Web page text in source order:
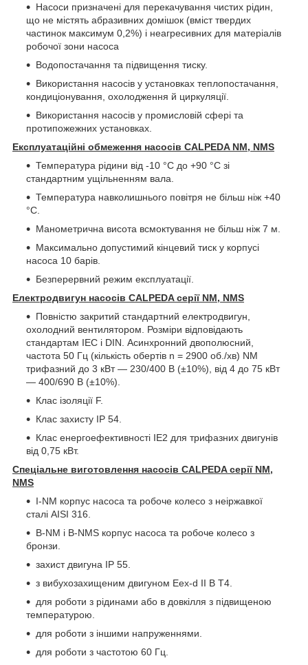
Насоси призначені для перекачування чистих рідин,
що не містять абразивних домішок (вміст твердих
частинок максимум 0,2%) і неагресивних для матеріалів
робочої зони насоса
Водопостачання та підвищення тиску.
Використання насосів у установках теплопостачання,
кондиціонування, охолодження й циркуляції.
Використання насосів у промисловій сфері та
протипожежних установках.
Експлуатаційні обмеження насосів CALPEDA NM, NMS
Температура рідини від -10 °C до +90 °C зі
стандартним ущільненням вала.
Температура навколишнього повітря не більш ніж +40
°C.
Манометрична висота всмоктування не більш ніж 7 м.
Максимально допустимий кінцевий тиск у корпусі
насоса 10 барів.
Безперервний режим експлуатації.
Електродвигун насосів CALPEDA серії NM, NMS
Повністю закритий стандартний електродвигун,
охолодний вентилятором. Розміри відповідають
стандартам IEC і DIN. Асинхронний двополюсний,
частота 50 Гц (кількість обертів n = 2900 об./хв) NM
трифазний до 3 кВт — 230/400 В (±10%), від 4 до 75 кВт
— 400/690 В (±10%).
Клас ізоляції F.
Клас захисту IP 54.
Клас енергоефективності IE2 для трифазних двигунів
від 0,75 кВт.
Спеціальне виготовлення насосів CALPEDA серії NM,
NMS
I-NM корпус насоса та робоче колесо з неіржавкої
сталі AISI 316.
B-NM і B-NMS корпус насоса та робоче колесо з
бронзи.
захист двигуна IP 55.
з вибухозахищеним двигуном Eex-d II В Т4.
для роботи з рідинами або в довкілля з підвищеною
температурою.
для роботи з іншими напруженнями.
для роботи з частотою 60 Гц.